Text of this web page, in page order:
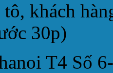
khách
30p)
T4 Số